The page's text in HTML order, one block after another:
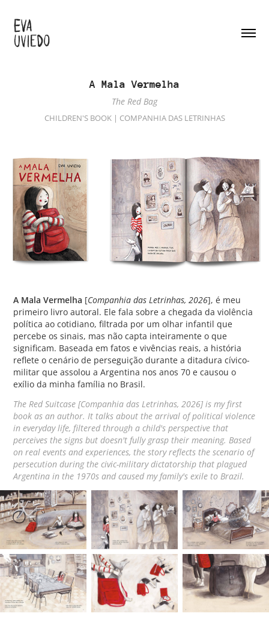
A Mala Vermelha
The Red Bag
CHILDREN'S BOOK | COMPANHIA DAS LETRINHAS
A Mala Vermelha [Companhia das Letrinhas, 2026], é meu
primeiro livro autoral. Ele fala sobre a chegada da violência
política ao cotidiano, filtrada por um olhar infantil que
percebe os sinais, mas não capta inteiramente o que
significam. Baseada em fatos e vivências reais, a história
reflete o cenário de perseguição durante a ditadura cívico-
militar que assolou a Argentina nos anos 70 e causou o
exílio da minha família no Brasil.
The Red Suitcase [Companhia das Letrinhas, 2026] is my first
book as an author. It talks about the arrival of political violence
in everyday life, filtered through a child's perspective that
perceives the signs but doesn't fully grasp their meaning. Based
on real events and experiences, the story reflects the scenario of
persecution during the civic-military dictatorship that plagued
Argentina in the 1970s and caused my family's exile to Brazil.